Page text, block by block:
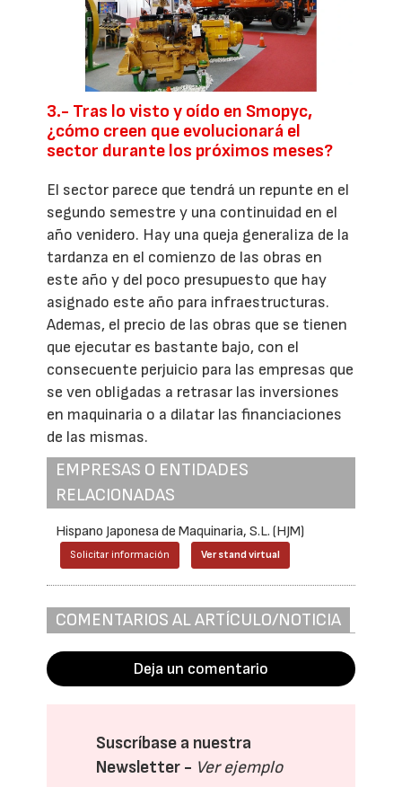
3.- Tras lo visto y oído en Smopyc,
¿cómo creen que evolucionará el
sector durante los próximos meses?
El sector parece que tendrá un repunte en el
segundo semestre y una continuidad en el
año venidero. Hay una queja generaliza de la
tardanza en el comienzo de las obras en
este año y del poco presupuesto que hay
asignado este año para infraestructuras.
Ademas, el precio de las obras que se tienen
que ejecutar es bastante bajo, con el
consecuente perjuicio para las empresas que
se ven obligadas a retrasar las inversiones
en maquinaria o a dilatar las financiaciones
de las mismas.
EMPRESAS O ENTIDADES
RELACIONADAS
Hispano Japonesa de Maquinaria, S.L. (HJM)
Solicitar información Ver stand virtual
COMENTARIOS AL ARTÍCULO/NOTICIA
Deja un comentario
Suscríbase a nuestra
Newsletter - Ver ejemplo